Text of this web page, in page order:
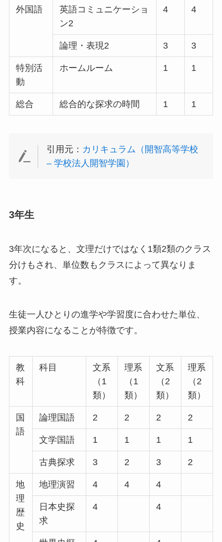
外国語
英語コミュニケーショ
ン2
4 4
論理・表現2 3 3
特別活
動
ホームルーム 1 1
総合 総合的な探求の時間 1 1
引用元： カリキュラム（開智高等学校
– 学校法人開智学園）
3年生
3年次になると、文理だけではなく1類2類のクラス
分けもされ、単位数もクラスによって異なりま
す。
生徒一人ひとりの進学や学習度に合わせた単位、
授業内容になることが特徴です。
教
科
科目
文系
（1
類）
理系
（1
類）
文系
（2
類）
理系
（2
類）
国
語
論理国語 2 2 2 2
文学国語 1 1 1 1
古典探求 3 2 3 2
地
理
歴
史
地理演習 4 4 4
日本史探
求
4 4